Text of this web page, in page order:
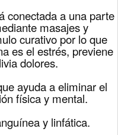
conectada a una parte
masajes y
curativo por lo que
es el estrés, previene
dolores.
ayuda a eliminar el
física y mental.
y linfática.